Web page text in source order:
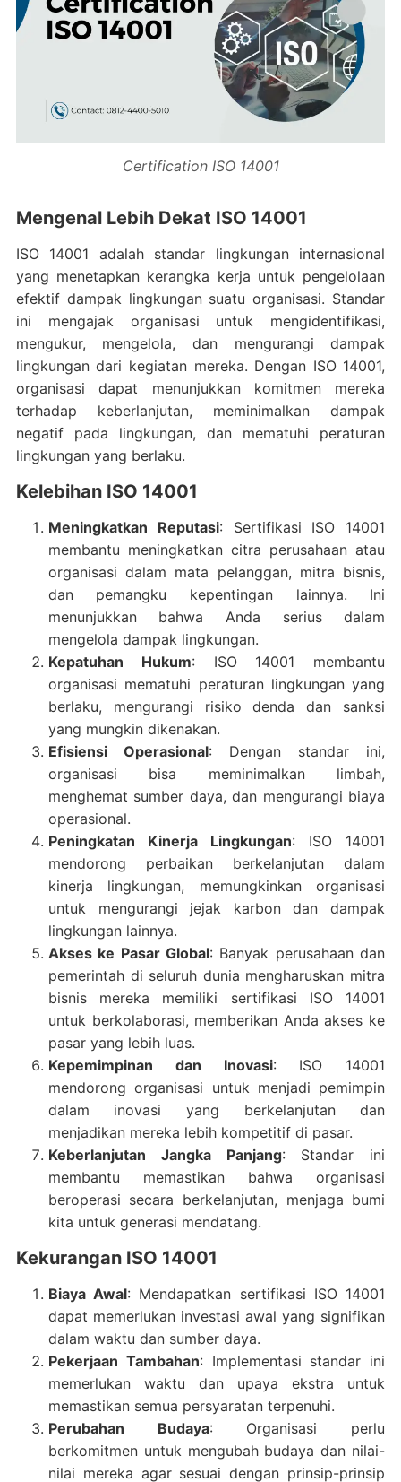
Certification ISO 14001
Mengenal Lebih Dekat ISO 14001
ISO 14001 adalah standar lingkungan internasional
yang menetapkan kerangka kerja untuk pengelolaan
efektif dampak lingkungan suatu organisasi. Standar
ini mengajak organisasi untuk mengidentifikasi,
mengukur, mengelola, dan mengurangi dampak
lingkungan dari kegiatan mereka. Dengan ISO 14001,
organisasi dapat menunjukkan komitmen mereka
terhadap keberlanjutan, meminimalkan dampak
negatif pada lingkungan, dan mematuhi peraturan
lingkungan yang berlaku.
Kelebihan ISO 14001
Meningkatkan Reputasi: Sertifikasi ISO 14001
membantu meningkatkan citra perusahaan atau
organisasi dalam mata pelanggan, mitra bisnis,
dan pemangku kepentingan lainnya. Ini
menunjukkan bahwa Anda serius dalam
mengelola dampak lingkungan.
Kepatuhan Hukum: ISO 14001 membantu
organisasi mematuhi peraturan lingkungan yang
berlaku, mengurangi risiko denda dan sanksi
yang mungkin dikenakan.
Efisiensi Operasional: Dengan standar ini,
organisasi bisa meminimalkan limbah,
menghemat sumber daya, dan mengurangi biaya
operasional.
Peningkatan Kinerja Lingkungan: ISO 14001
mendorong perbaikan berkelanjutan dalam
kinerja lingkungan, memungkinkan organisasi
untuk mengurangi jejak karbon dan dampak
lingkungan lainnya.
Akses ke Pasar Global: Banyak perusahaan dan
pemerintah di seluruh dunia mengharuskan mitra
bisnis mereka memiliki sertifikasi ISO 14001
untuk berkolaborasi, memberikan Anda akses ke
pasar yang lebih luas.
Kepemimpinan dan Inovasi: ISO 14001
mendorong organisasi untuk menjadi pemimpin
dalam inovasi yang berkelanjutan dan
menjadikan mereka lebih kompetitif di pasar.
Keberlanjutan Jangka Panjang: Standar ini
membantu memastikan bahwa organisasi
beroperasi secara berkelanjutan, menjaga bumi
kita untuk generasi mendatang.
Kekurangan ISO 14001
Biaya Awal: Mendapatkan sertifikasi ISO 14001
dapat memerlukan investasi awal yang signifikan
dalam waktu dan sumber daya.
Pekerjaan Tambahan: Implementasi standar ini
memerlukan waktu dan upaya ekstra untuk
memastikan semua persyaratan terpenuhi.
Perubahan Budaya: Organisasi perlu
berkomitmen untuk mengubah budaya dan nilai-
nilai mereka agar sesuai dengan prinsip-prinsip